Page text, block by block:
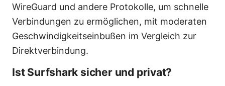
WireGuard und andere Protokolle, um schnelle
Verbindungen zu ermöglichen, mit moderaten
Geschwindigkeitseinbußen im Vergleich zur
Direktverbindung.
Ist Surfshark sicher und privat?